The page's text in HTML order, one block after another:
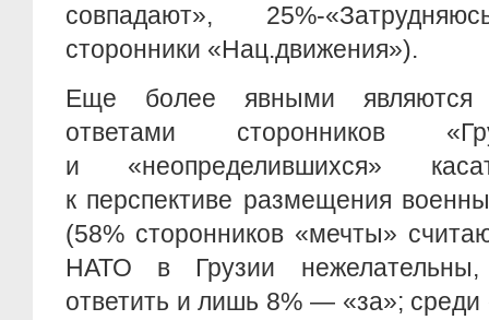
совпадают», 25%-
сторонники «Нац.движения»).
Еще более явными являются
ответами сторонников
и «неопределившихся»
к перспективе размещения
(58% сторонников «мечты»
НАТО в Грузии нежелательны,
ответить и лишь 8% — «за»;